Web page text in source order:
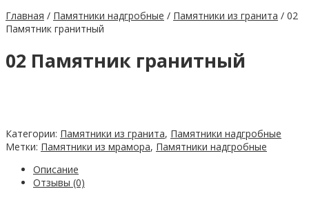
Главная / Памятники надгробные / Памятники из гранита / 02
Памятник гранитный
02 Памятник гранитный
Категории: Памятники из гранита, Памятники надгробные
Метки: Памятники из мрамора, Памятники надгробные
Описание
Отзывы (0)